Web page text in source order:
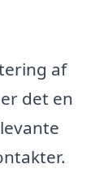
af
det en